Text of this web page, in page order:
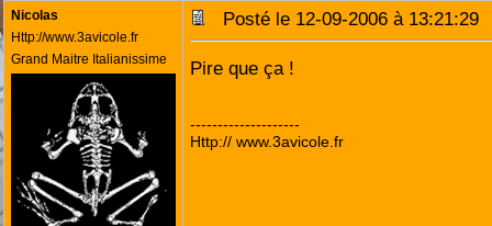
Nicolas
Http://www.3avicole.fr
Grand Maitre Italianissime
Posté le 12-09-2006 à
Pire que ça !
--------------------
Http:// www.3avicole.fr